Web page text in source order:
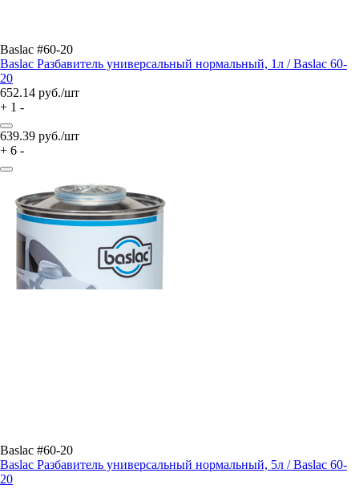
Baslac #60-20
Baslac Разбавитель универсальный нормальный, 1л / Baslac 60-
20
652.14 руб./шт
+ 1 -
639.39 руб./шт
+ 6 -
Baslac #60-20
Baslac Разбавитель универсальный нормальный, 5л / Baslac 60-
20